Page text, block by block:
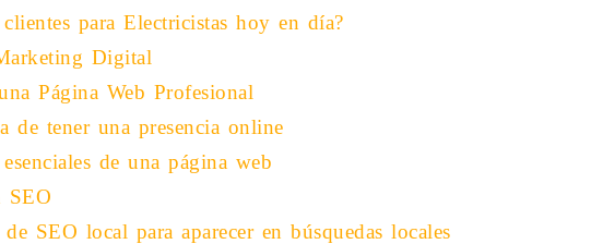
para Electricistas hoy en día?
Digital
Página Web Profesional
de tener una presencia online
de una página web
SEO
de SEO local para aparecer en búsquedas locales